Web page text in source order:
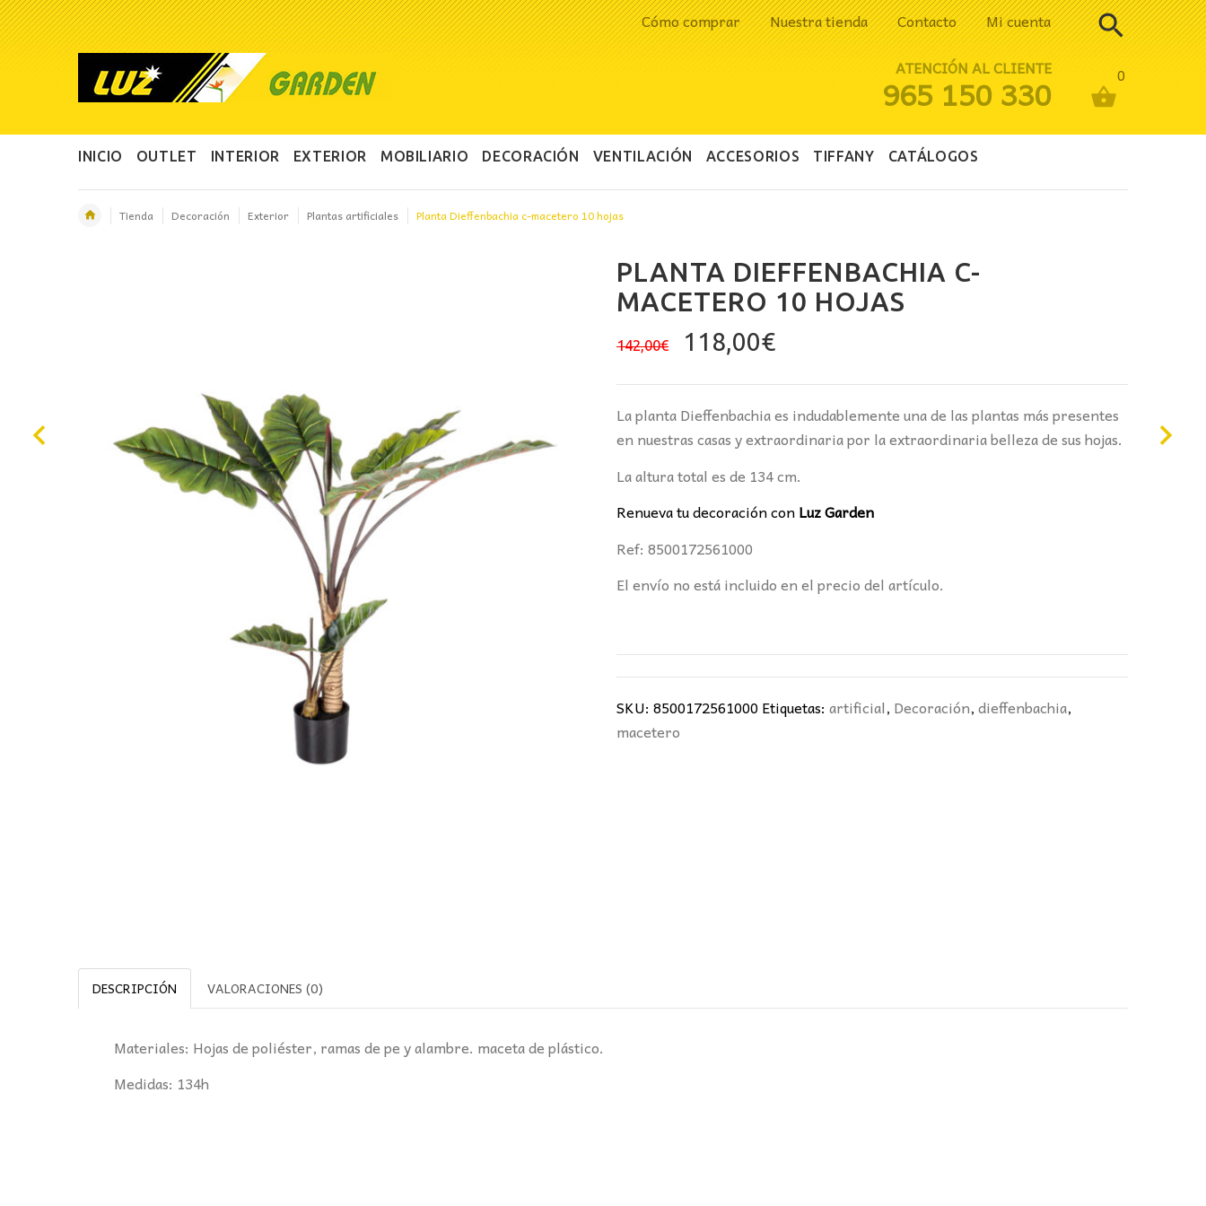
Cómo comprar Nuestra tienda Contacto Mi cuenta
0
ATENCIÓN AL CLIENTE
965 150 330
INICIO OUTLET INTERIOR EXTERIOR MOBILIARIO DECORACIÓN VENTILACIÓN ACCESORIOS TIFFANY CATÁLOGOS
Tienda Decoración Exterior Plantas artificiales Planta Dieffenbachia c-macetero 10 hojas
PLANTA DIEFFENBACHIA C-
MACETERO 10 HOJAS
142,00€
El
original
era:
142,00€.
118,00€El
actual
es:
118,00€.
La planta Dieffenbachia es indudablemente una de las plantas más presentes
en nuestras casas y extraordinaria por la extraordinaria belleza de sus hojas.
La altura total es de 134 cm.
Renueva tu decoración conLuz Garden
Ref: 8500172561000
El envío no está incluido en el precio del artículo.
SKU: 8500172561000Etiquetas: artificial, Decoración,dieffenbachia,
macetero
DESCRIPCIÓN VALORACIONES (0)
Materiales: Hojas de poliéster, ramas de pe y alambre. maceta de plástico.
Medidas: 134h